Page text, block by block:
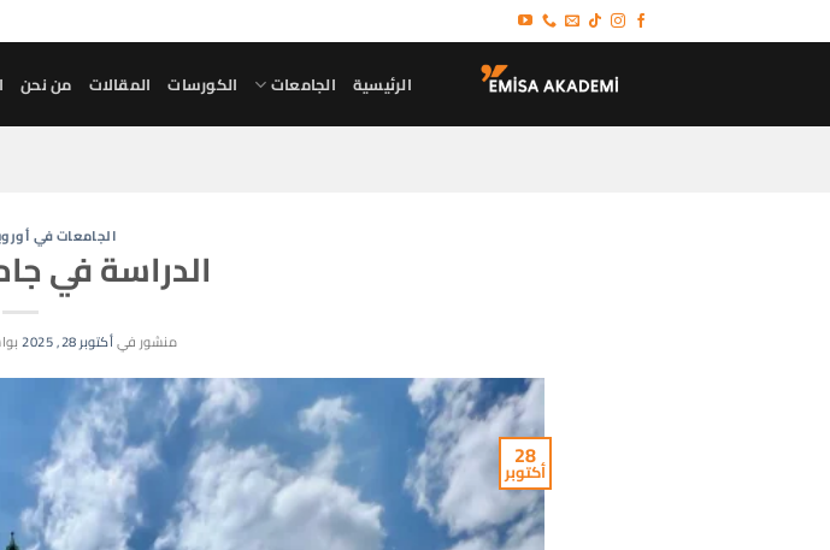
للمحتوى
الرئيسية الجامعات الكورسات المقالات من نحن
الجامعات في
الدراسة في
منشور فيأكتوبر 28, 2025
28
أكتوبر